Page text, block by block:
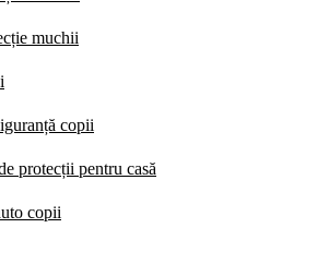
muchii
copii
protecții pentru casă
copii